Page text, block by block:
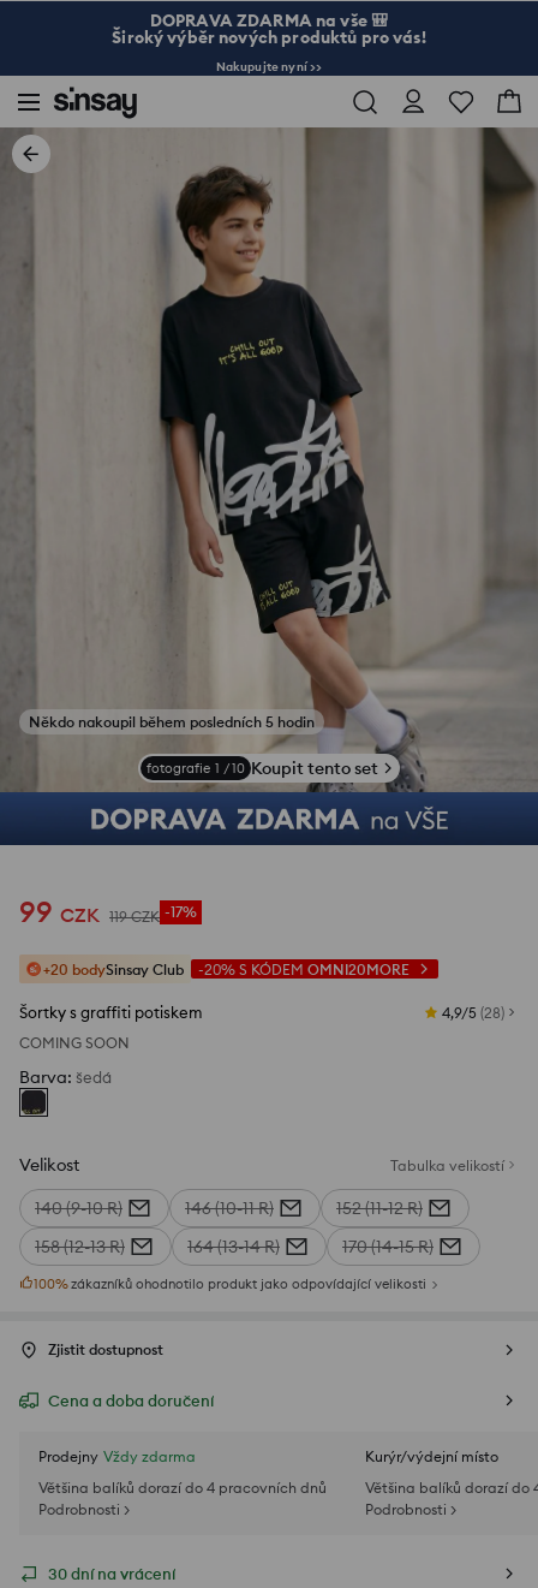
DOPRAVA ZDARMA na vše 🎒
Široký výběr nových produktů pro vás!
Nakupujte nyní >>
Někdo nakoupil během posledních 5 hodin
fotografie 1 /10 Koupit tento set
99 CZK 119 CZK -17%
+20 bodySinsay Club -20% S KÓDEM OMNI20MORE
Šortky s graffiti potiskem 4,9/5 (28)
COMING SOON
Barva: šedá
Velikost Tabulka velikostí
140 (9-10 R) 146 (10-11 R)
152 (11-12 R)
158 (12-13 R)
164 (13-14 R) 170 (14-15 R)
100%zákazníků ohodnotilo produkt jako odpovídající velikosti
Zjistit dostupnost
Cena a doba doručení
Prodejny Vždy zdarma
Většina balíků dorazí do 4 pracovních dnů
Podrobnosti >
Kurýr/výdejní místo
Většina balíků dorazí do
Podrobnosti >
30 dní na vrácení